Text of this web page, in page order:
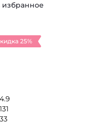
избранное
25%
4.9
131
33